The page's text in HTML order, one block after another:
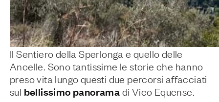
Il Sentiero della Sperlonga e quello delle
Ancelle. Sono tantissime le storie che hanno
preso vita lungo questi due percorsi affacciati
sul bellissimo panoramadi Vico Equense.